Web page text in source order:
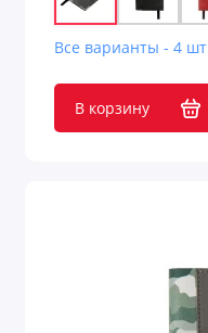
Все варианты - 4 шт
В корзину